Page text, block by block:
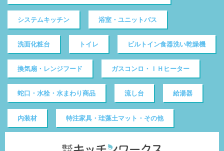
システムキッチン 浴室・ユニットバス
洗面化粧台 トイレ ビルトイン食器洗い乾燥機
換気扇・レンジフード ガスコンロ・ＩＨヒーター
蛇口・水栓・水まわり商品 流し台 給湯器
内装材 特注家具・珪藻土マット・その他